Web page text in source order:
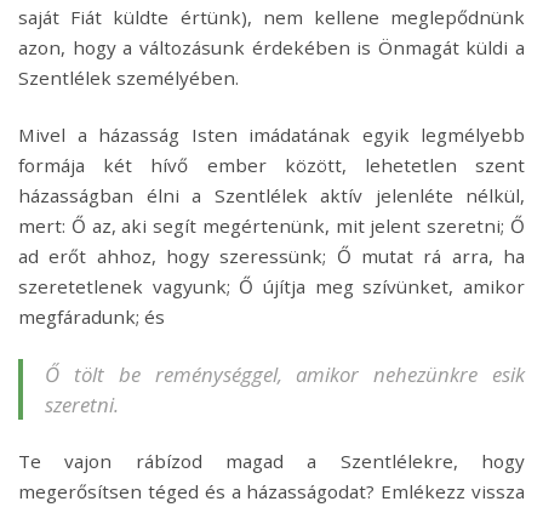
saját Fiát küldte értünk), nem kellene meglepődnünk
azon, hogy a változásunk érdekében is Önmagát küldi a
Szentlélek személyében.
Mivel a házasság Isten imádatának egyik legmélyebb
formája két hívő ember között, lehetetlen szent
házasságban élni a Szentlélek aktív jelenléte nélkül,
mert: Ő az, aki segít megértenünk, mit jelent szeretni; Ő
ad erőt ahhoz, hogy szeressünk; Ő mutat rá arra, ha
szeretetlenek vagyunk; Ő újítja meg szívünket, amikor
megfáradunk; és
Ő tölt be reménységgel, amikor nehezünkre esik
szeretni.
Te vajon rábízod magad a Szentlélekre, hogy
megerősítsen téged és a házasságodat? Emlékezz vissza